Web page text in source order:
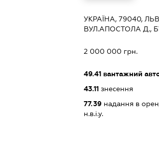
УКРАЇНА, 79040,
ВУЛ.АПОСТОЛА Д.,
2 000 000 грн.
49.41 вантажний
43.11 знесення
77.39 надання в
н.в.і.у.